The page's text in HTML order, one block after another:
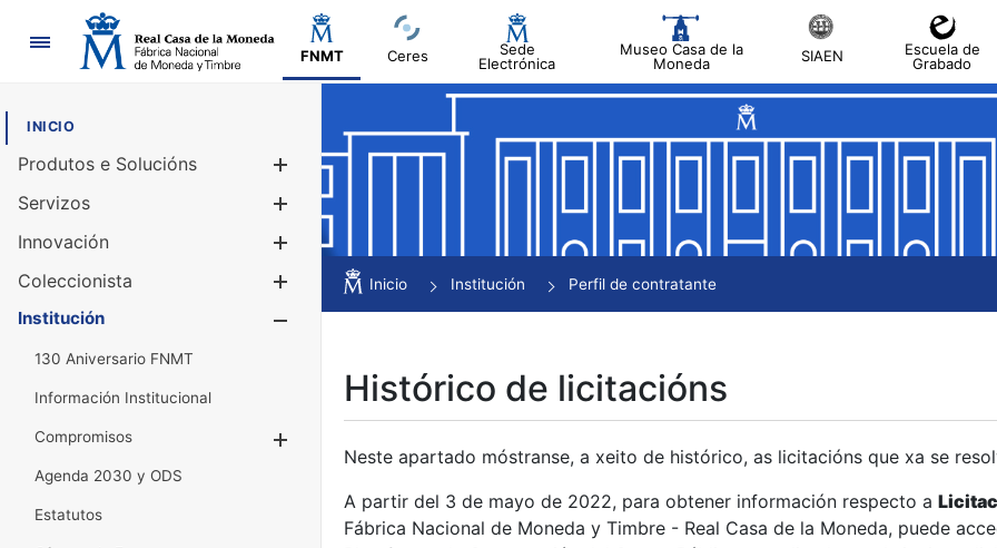
Navegación
FNMT Ceres
Sede
Electrónica
Museo Casa de la
Moneda
SIAEN
Escuela de
Grabado
INICIO
Produtos e Solucións
Mostrar/Ocultar
Servizos
Innovación
Coleccionista
Mostrar/Ocultar
Institución
130 Aniversario FNMT
Información Institucional
Compromisos
Agenda 2030 y ODS
Estatutos
Inicio Institución Perfil de contratante
Histórico de licitacións
Neste apartado móstranse, a xeito de histórico, as licitacións que xa se
A partir del 3 de mayo de 2022, para obtener información respecto a
Fábrica Nacional de Moneda y Timbre - Real Casa de la Moneda, puede